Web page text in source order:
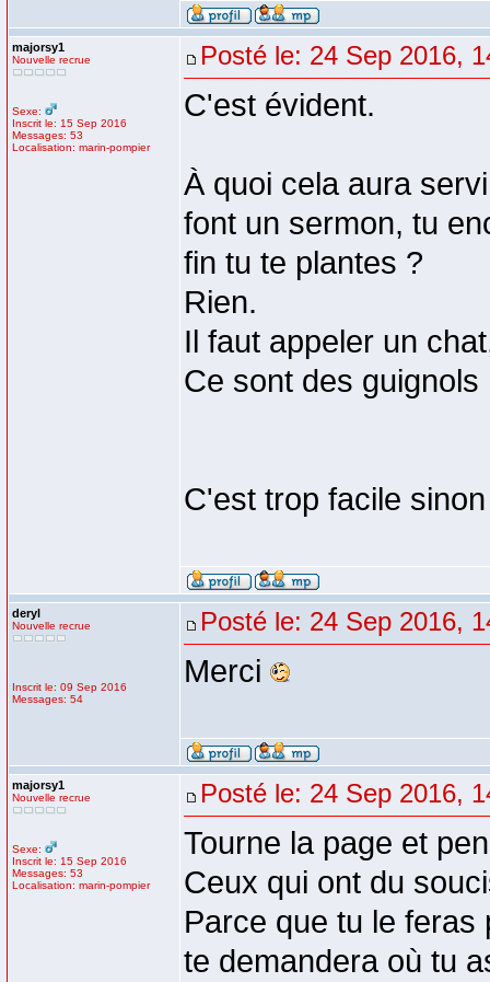
majorsy1
Nouvelle recrue
Sexe:
Inscrit le: 15 Sep 2016
Messages: 53
Localisation: marin-pompier
Posté le: 24 Sep 2016,
C'est évident.
À quoi cela aura
font un sermon, tu
fin tu te plantes ?
Rien.
Il faut appeler un
Ce sont des guignols
C'est trop facile sinon
deryl
Nouvelle recrue
Inscrit le: 09 Sep 2016
Messages: 54
Posté le: 24 Sep 2016,
Merci
majorsy1
Nouvelle recrue
Sexe:
Inscrit le: 15 Sep 2016
Messages: 53
Localisation: marin-pompier
Posté le: 24 Sep 2016,
Tourne la page et
Ceux qui ont du
Parce que tu le
te demandera où tu